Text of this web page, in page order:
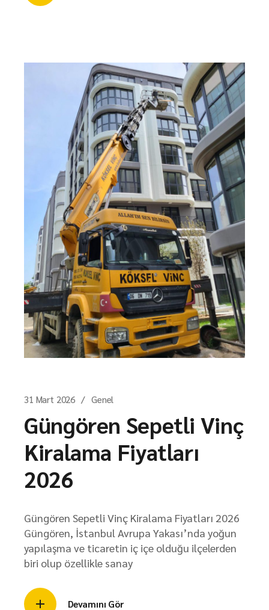
31 Mart 2026 Genel
Güngören Sepetli Vinç
Kiralama Fiyatları
2026
Güngören Sepetli Vinç Kiralama Fiyatları 2026
Güngören, İstanbul Avrupa Yakası’nda yoğun
yapılaşma ve ticaretin iç içe olduğu ilçelerden
biri olup özellikle sanay
Devamını Gör